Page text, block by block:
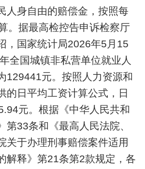
人身自由的赔偿金，按照每
。据最高检控告申诉检察厅
，国家统计局2026年5月15
全国城镇非私营单位就业人
129441元。按照人力资源和
的日平均工资计算公式，日
元。根据《中华人民共和
第33条和《最高人民法院、
关于办理刑事赔偿案件适用
解释》第21条第2款规定，各